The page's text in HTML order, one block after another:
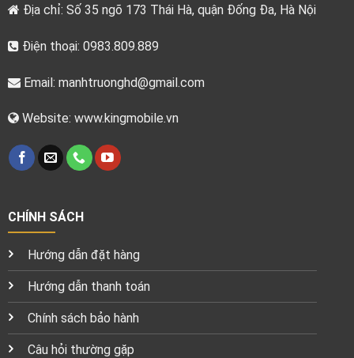
Địa chỉ: Số 35 ngõ 173 Thái Hà, quận Đống Đa, Hà Nội
Điện thoại: 0983.809.889
Email: manhtruonghd@gmail.com
Website: www.kingmobile.vn
CHÍNH SÁCH
Hướng dẫn đặt hàng
Hướng dẫn thanh toán
Chính sách bảo hành
Câu hỏi thường gặp